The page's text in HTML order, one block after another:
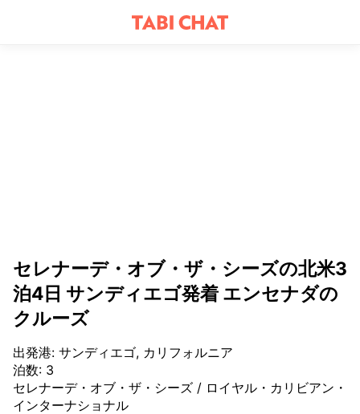
セレナーデ・オブ・ザ・シーズの北米3
泊4日 サンディエゴ発着 エンセナダの
クルーズ
出発港: サンディエゴ, カリフォルニア
泊数: 3
セレナーデ・オブ・ザ・シーズ / ロイヤル・カリビアン・
インターナショナル